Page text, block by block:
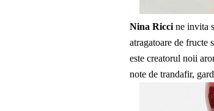
Nina Ricci ne invita
atragatoare de fructe
este creatorul noii
note de trandafir,